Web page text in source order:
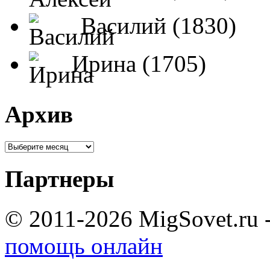
Василий (1830)
Ирина (1705)
Архив
Партнеры
© 2011-2026 MigSovet.ru
помощь онлайн